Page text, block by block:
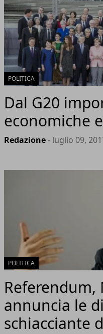
POLITICA
Dal G20
economiche
Redazione- luglio 09,
POLITICA
Referendum,
annuncia le
schiacciante